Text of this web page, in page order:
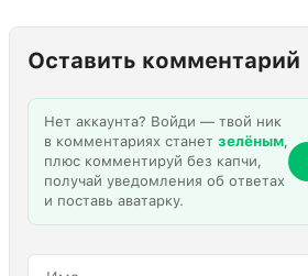
Оставить комментарий
Нет аккаунта? Войди — твой ник
в комментариях станет зелёным,
плюс комментируй без капчи,
получай уведомления об ответах
и поставь аватарку.